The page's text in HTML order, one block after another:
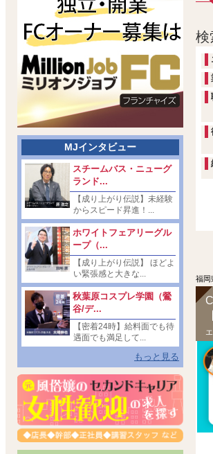
検
福岡
MJインタビュー
スチームバス・ニューグ
ランド...
【成り上がり伝説】未経験
からスピード昇進！...
ホワイトフェアリーグル
ープ（...
【成り上がり伝説】 ほどよ
い緊張感と大きな...
秋葉原コスプレ学園（鶯
谷/デ...
【密着24時】給料面でも待
遇面でも満足して...
もっと見る